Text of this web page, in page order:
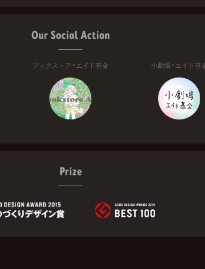
Our Social Action
ブックストア・エイド基金 小劇場・エイド基
Prize